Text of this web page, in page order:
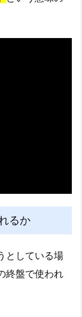
るか
としている場
終盤で使われ